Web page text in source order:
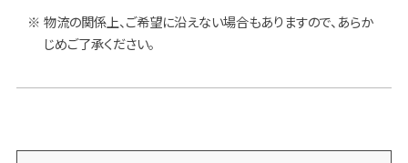
物流の関係上、ご希望に沿えない場合もありますので、あらか
じめご了承ください。